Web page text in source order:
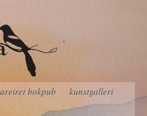
bokpub
kunstgalleri